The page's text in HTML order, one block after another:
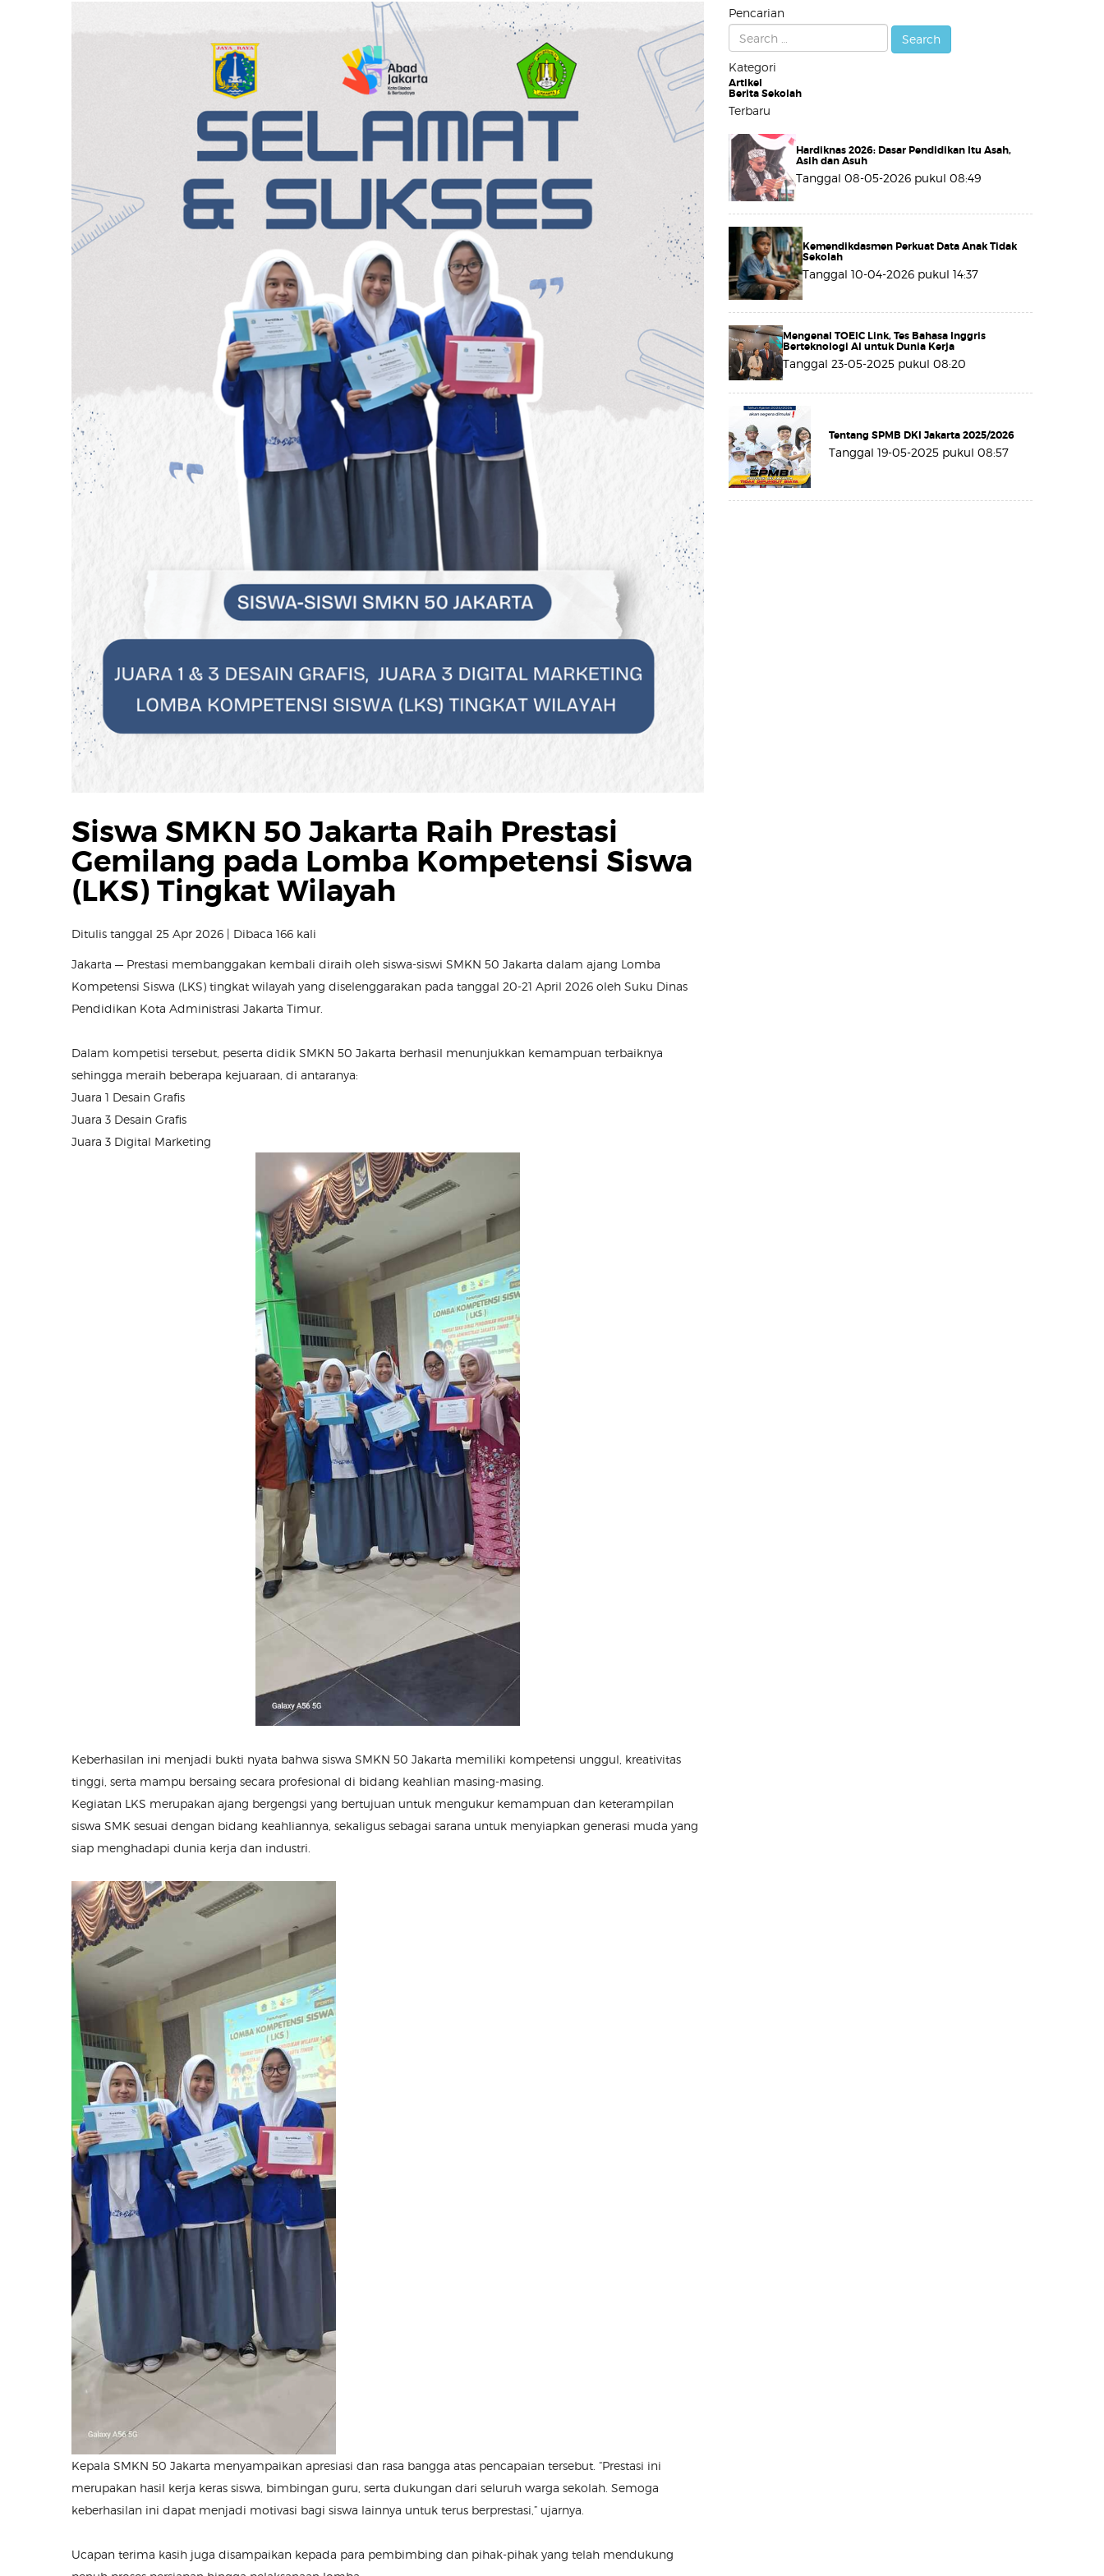
Siswa SMKN 50 Jakarta Raih Prestasi
Gemilang pada Lomba Kompetensi Siswa
(LKS) Tingkat Wilayah
Ditulis tanggal 25 Apr 2026 | Dibaca 166 kali
Jakarta — Prestasi membanggakan kembali diraih oleh siswa-siswi SMKN 50 Jakarta dalam ajang Lomba
Kompetensi Siswa (LKS) tingkat wilayah yang diselenggarakan pada tanggal 20-21 April 2026 oleh Suku Dinas
Pendidikan Kota Administrasi Jakarta Timur.
Dalam kompetisi tersebut, peserta didik SMKN 50 Jakarta berhasil menunjukkan kemampuan terbaiknya
sehingga meraih beberapa kejuaraan, di antaranya:
Juara 1 Desain Grafis
Juara 3 Desain Grafis
Juara 3 Digital Marketing
Keberhasilan ini menjadi bukti nyata bahwa siswa SMKN 50 Jakarta memiliki kompetensi unggul, kreativitas
tinggi, serta mampu bersaing secara profesional di bidang keahlian masing-masing.
Kegiatan LKS merupakan ajang bergengsi yang bertujuan untuk mengukur kemampuan dan keterampilan
siswa SMK sesuai dengan bidang keahliannya, sekaligus sebagai sarana untuk menyiapkan generasi muda yang
siap menghadapi dunia kerja dan industri.
Kepala SMKN 50 Jakarta menyampaikan apresiasi dan rasa bangga atas pencapaian tersebut. “Prestasi ini
merupakan hasil kerja keras siswa, bimbingan guru, serta dukungan dari seluruh warga sekolah. Semoga
keberhasilan ini dapat menjadi motivasi bagi siswa lainnya untuk terus berprestasi,” ujarnya.
Ucapan terima kasih juga disampaikan kepada para pembimbing dan pihak-pihak yang telah mendukung
Pencarian
Kategori
Artikel
Berita Sekolah
Terbaru
Hardiknas 2026: Dasar Pendidikan Itu Asah,
Asih dan Asuh
Tanggal 08-05-2026 pukul 08:49
Kemendikdasmen Perkuat Data Anak Tidak
Sekolah
Tanggal 10-04-2026 pukul 14:37
Mengenal TOEIC Link, Tes Bahasa Inggris
Berteknologi AI untuk Dunia Kerja
Tanggal 23-05-2025 pukul 08:20
Tentang SPMB DKI Jakarta 2025/2026
Tanggal 19-05-2025 pukul 08:57